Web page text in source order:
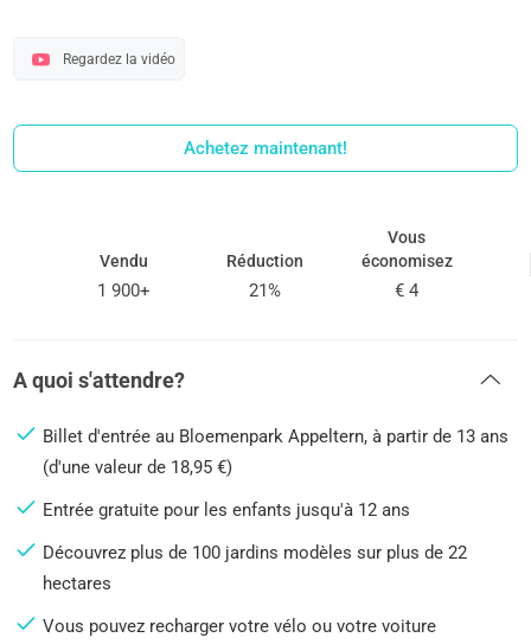
Regardez la vidéo
Achetez maintenant!
Vendu
1 900+
Réduction
21%
Vous
économisez
€ 4
A quoi s'attendre?
Billet d'entrée au Bloemenpark Appeltern, à partir de 13 ans
(d'une valeur de 18,95 €)
Entrée gratuite pour les enfants jusqu'à 12 ans
Découvrez plus de 100 jardins modèles sur plus de 22
hectares
Vous pouvez recharger votre vélo ou votre voiture